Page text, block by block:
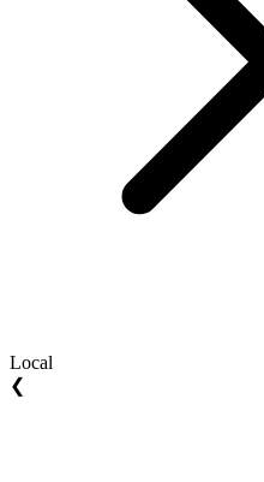
Local
❮